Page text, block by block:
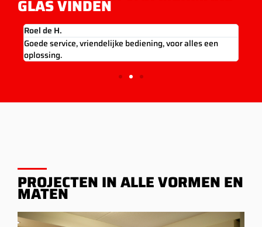
GLAS VINDEN
Roel de H.
Goede service, vriendelijke bediening, voor alles een
oplossing.
PROJECTEN IN ALLE VORMEN EN
MATEN